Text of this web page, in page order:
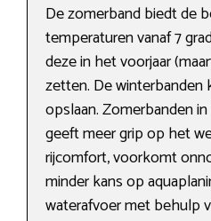
De zomerband biedt de
temperaturen vanaf 7
deze in het voorjaar
zetten. De winterbanden
opslaan. Zomerbanden
geeft meer grip op het
rijcomfort, voorkomt
minder kans op
waterafvoer met behulp